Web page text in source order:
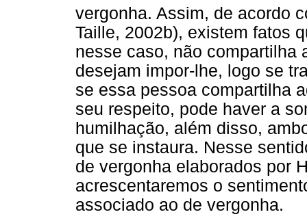
vergonha. Assim, de acordo
Taille, 2002b), existem fatos
nesse caso, não compartilha
desejam impor-lhe, logo se
se essa pessoa compartilha
seu respeito, pode haver a
humilhação, além disso,
que se instaura. Nesse
de vergonha elaborados por
acrescentaremos o
associado ao de vergonha.